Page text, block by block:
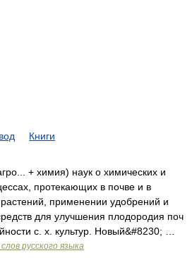
Книги
+ химия) наук о химических и
протекающих в почве и в
применении удобрений и
для улучшения плодородия поч
с. х. культур. Новый&#8230; …
русского языка